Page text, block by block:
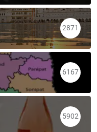
2871
6167
5902